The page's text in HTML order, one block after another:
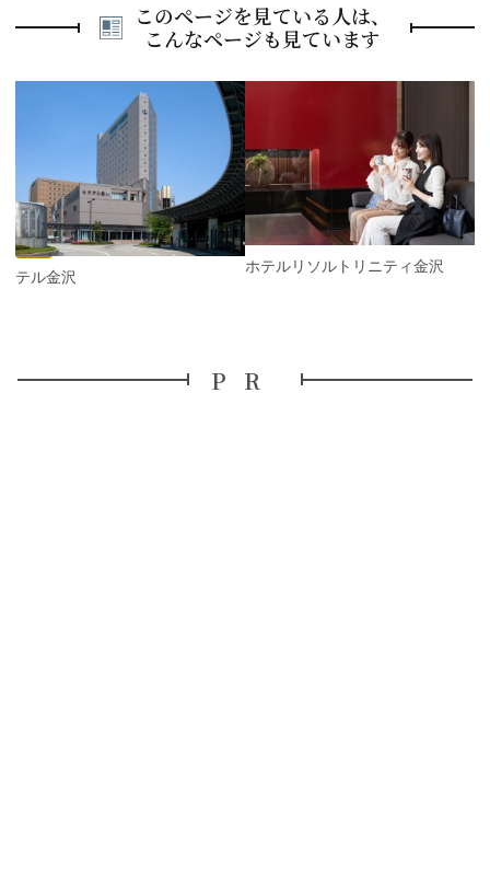
このページを見ている人は、
こんなページも見ています
i
o
u
s
ホテル金沢
ホテルリソルトリニティ金沢
x
t
PR